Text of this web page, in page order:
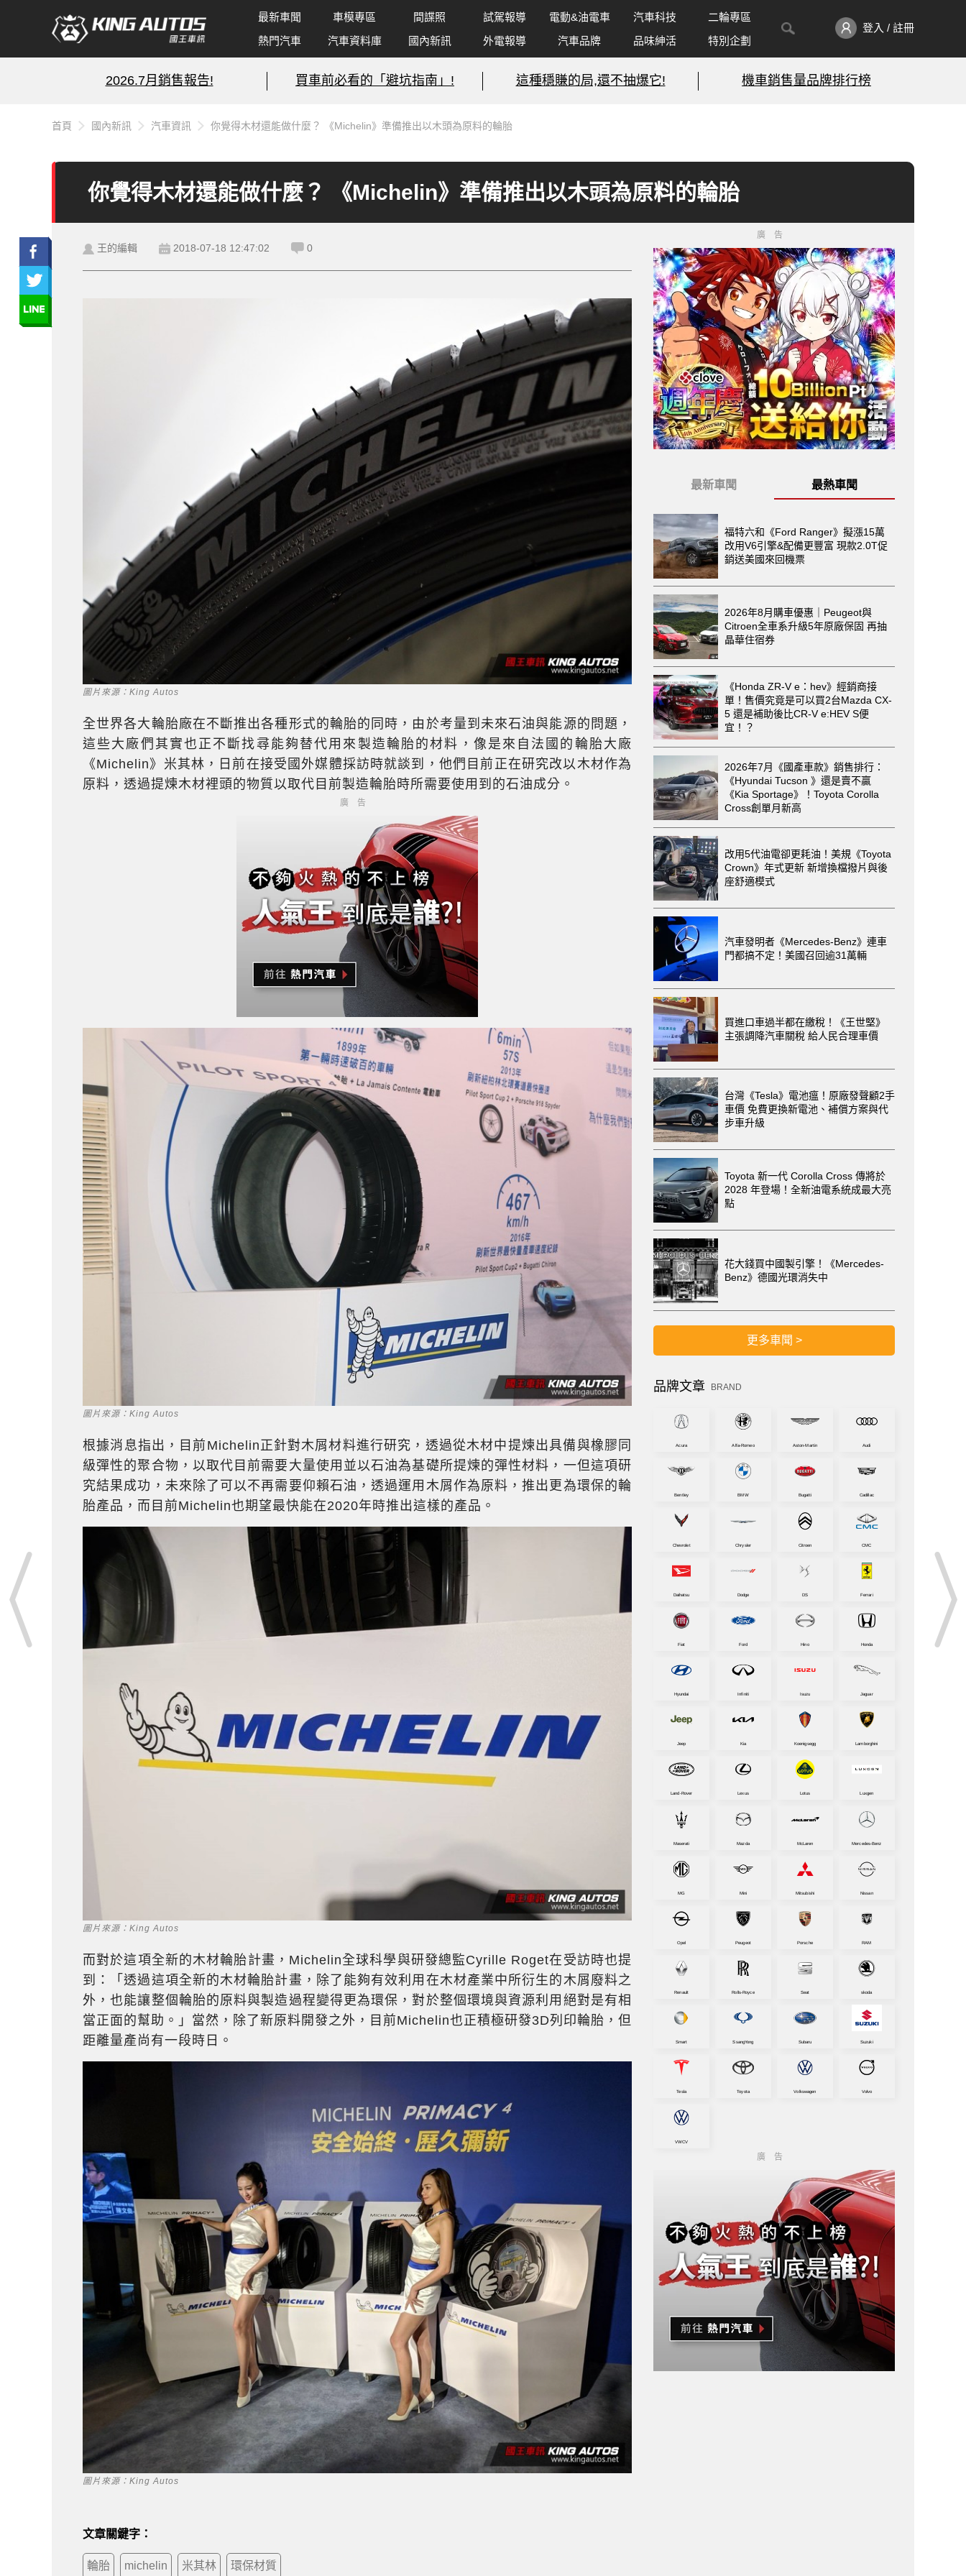
最新車聞 車模專區 間諜照 試駕報導 電動&油電車 汽車科技
二輪專區
熱門汽車
汽車資料庫 國內新訊 外電報導 汽車品牌 品味紳活 特別企劃
登入 / 註冊
2026.7月銷售報告! 買車前必看的「避坑指南」! 這種穩賺的局,還不抽爆它! 機車銷售量品牌排行榜
首頁 國內新訊 汽車資訊 你覺得木材還能做什麼？ 《Michelin》準備推出以木頭為原料的輪胎
你覺得木材還能做什麼？ 《Michelin》準備推出以木頭為原料的輪胎
王的編輯 2018-07-18 12:47:02 0
圖片來源：King Autos
全世界各大輪胎廠在不斷推出各種形式的輪胎的同時，由於考量到未來石油與能源的問題，
這些大廠們其實也正不斷找尋能夠替代用來製造輪胎的材料，像是來自法國的輪胎大廠
《Michelin》米其林，日前在接受國外媒體採訪時就談到，他們目前正在研究改以木材作為
原料，透過提煉木材裡頭的物質以取代目前製造輪胎時所需要使用到的石油成分。
廣告
圖片來源：King Autos
根據消息指出，目前Michelin正針對木屑材料進行研究，透過從木材中提煉出具備與橡膠同
級彈性的聚合物，以取代目前需要大量使用並以石油為基礎所提煉的彈性材料，一但這項研
究結果成功，未來除了可以不再需要仰賴石油，透過運用木屑作為原料，推出更為環保的輪
胎產品，而目前Michelin也期望最快能在2020年時推出這樣的產品。
圖片來源：King Autos
而對於這項全新的木材輪胎計畫，Michelin全球科學與研發總監Cyrille Roget在受訪時也提
到：「透過這項全新的木材輪胎計畫，除了能夠有效利用在木材產業中所衍生的木屑廢料之
外，也能讓整個輪胎的原料與製造過程變得更為環保，對於整個環境與資源利用絕對是有相
當正面的幫助。」當然，除了新原料開發之外，目前Michelin也正積極研發3D列印輪胎，但
距離量產尚有一段時日。
圖片來源：King Autos
文章關鍵字：
輪胎 michelin 米其林 環保材質
廣告
最新車聞 最熱車聞
福特六和《Ford Ranger》擬漲15萬
改用V6引擎&配備更豐富 現款2.0T促
銷送美國來回機票
2026年8月購車優惠｜Peugeot與
Citroen全車系升級5年原廠保固 再抽
晶華住宿券
《Honda ZR-V e：hev》經銷商接
單！售價究竟是可以買2台Mazda CX-
5 還是補助後比CR-V e:HEV S便
宜！？
2026年7月《國產車款》銷售排行：
《Hyundai Tucson 》還是賣不贏
《Kia Sportage》！Toyota Corolla
Cross創單月新高
改用5代油電卻更耗油！美規《Toyota
Crown》年式更新 新增換檔撥片與後
座舒適模式
汽車發明者《Mercedes-Benz》連車
門都搞不定！美國召回逾31萬輛
買進口車過半都在繳稅！《王世堅》
主張調降汽車關稅 給人民合理車價
台灣《Tesla》電池瘟！原廠發聲顧2手
車價 免費更換新電池、補償方案與代
步車升級
Toyota 新一代 Corolla Cross 傳將於
2028 年登場！全新油電系統成最大亮
點
花大錢買中國製引擎！《Mercedes-
Benz》德國光環消失中
更多車聞 >
品牌文章 BRAND
Acura Alfa-Romeo Aston-Martin Audi
Bentley BMW Bugatti Cadillac
Chevrolet Chrysler Citroen CMC
Daihatsu Dodge DS Ferrari
Fiat Ford Hino Honda
Hyundai Infiniti Isuzu Jaguar
Jeep Kia Koenigsegg Lamborghini
Land-Rover Lexus Lotus Luxgen
Maserati Mazda McLaren Mercedes-Benz
MG Mini Mitsubishi Nissan
Opel Peugeot Porsche RAM
Renault Rolls-Royce Seat skoda
Smart SsangYong Subaru Suzuki
Tesla Toyota Volkswagen Volvo
VWCV
廣告